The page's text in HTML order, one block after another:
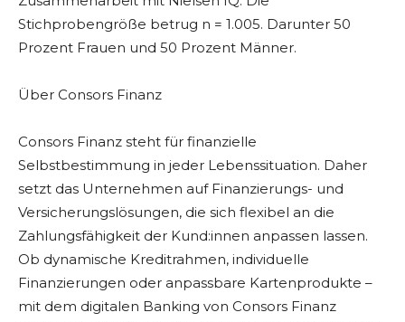
Stichprobengröße betrug n = 1.005. Darunter 50
Prozent Frauen und 50 Prozent Männer.
Über Consors Finanz
Consors Finanz steht für finanzielle
Selbstbestimmung in jeder Lebenssituation. Daher
setzt das Unternehmen auf Finanzierungs- und
Versicherungslösungen, die sich flexibel an die
Zahlungsfähigkeit der Kund:innen anpassen lassen.
Ob dynamische Kreditrahmen, individuelle
Finanzierungen oder anpassbare Kartenprodukte –
mit dem digitalen Banking von Consors Finanz